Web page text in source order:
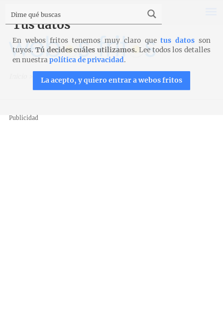
Recetas Bollería > Mis bollos de Bath
Publicidad
Tus datos
En webos fritos tenemos muy claro quetus datos son
tuyos. Tú decides cuáles utilizamos. Lee todos los detalles
en nuestrapolítica de privacidad.
La acepto, y quiero entrar a webos fritos